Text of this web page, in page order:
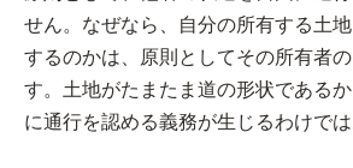
せん。なぜなら、自分の所有する土
するのかは、原則としてその所有者
す。土地がたまたま道の形状である
に通行を認める義務が生じるわけでは